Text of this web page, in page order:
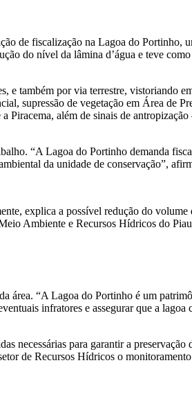
de fiscalização na Lagoa do Portinho,
do nível da lâmina d’água e teve
e também por via terrestre, vistoriando
supressão de vegetação em Área de
além de sinais de
“A Lagoa do Portinho demanda
da unidade de conservação”,
explica a possível redução do
Ambiente e Recursos Hídricos do
“A Lagoa do Portinho é um
infratores e assegurar que a
necessárias para garantir a
de Recursos Hídricos o